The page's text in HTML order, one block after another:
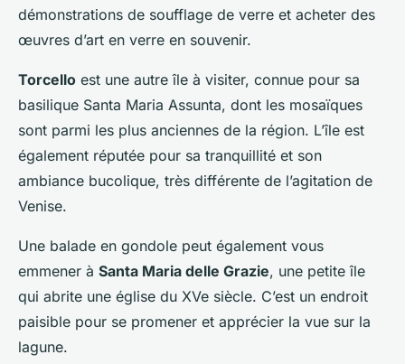
démonstrations de soufflage de verre et acheter des
œuvres d’art en verre en souvenir.
Torcello est une autre île à visiter, connue pour sa
basilique Santa Maria Assunta, dont les mosaïques
sont parmi les plus anciennes de la région. L’île est
également réputée pour sa tranquillité et son
ambiance bucolique, très différente de l’agitation de
Venise.
Une balade en gondole peut également vous
emmener à Santa Maria delle Grazie, une petite île
qui abrite une église du XVe siècle. C’est un endroit
paisible pour se promener et apprécier la vue sur la
lagune.